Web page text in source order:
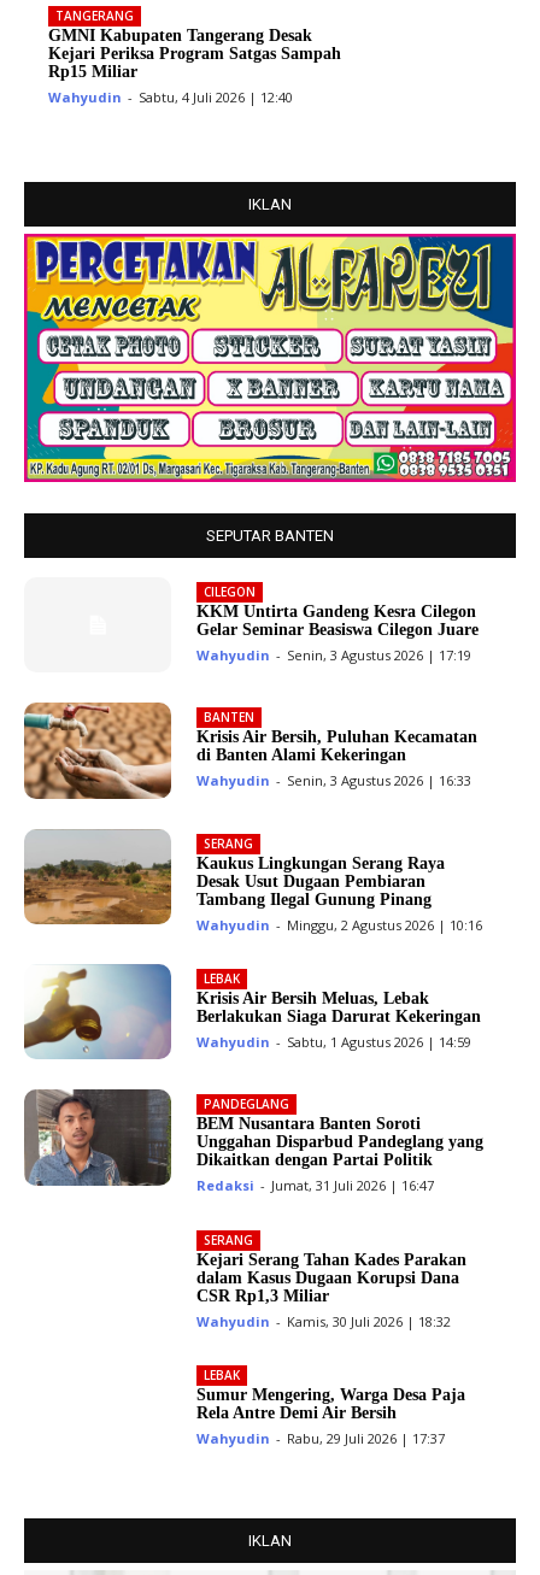
TANGERANG
GMNI Kabupaten Tangerang Desak
Kejari Periksa Program Satgas Sampah
Rp15 Miliar
Wahyudin - Sabtu, 4 Juli 2026 | 12:40
IKLAN
SEPUTAR BANTEN
CILEGON
KKM Untirta Gandeng Kesra Cilegon
Gelar Seminar Beasiswa Cilegon Juare
Wahyudin - Senin, 3 Agustus 2026 | 17:19
BANTEN
Krisis Air Bersih, Puluhan Kecamatan
di Banten Alami Kekeringan
Wahyudin - Senin, 3 Agustus 2026 | 16:33
SERANG
Kaukus Lingkungan Serang Raya
Desak Usut Dugaan Pembiaran
Tambang Ilegal Gunung Pinang
Wahyudin - Minggu, 2 Agustus 2026 | 10:16
LEBAK
Krisis Air Bersih Meluas, Lebak
Berlakukan Siaga Darurat Kekeringan
Wahyudin - Sabtu, 1 Agustus 2026 | 14:59
PANDEGLANG
BEM Nusantara Banten Soroti
Unggahan Disparbud Pandeglang yang
Dikaitkan dengan Partai Politik
Redaksi - Jumat, 31 Juli 2026 | 16:47
SERANG
Kejari Serang Tahan Kades Parakan
dalam Kasus Dugaan Korupsi Dana
CSR Rp1,3 Miliar
Wahyudin - Kamis, 30 Juli 2026 | 18:32
LEBAK
Sumur Mengering, Warga Desa Paja
Rela Antre Demi Air Bersih
Wahyudin - Rabu, 29 Juli 2026 | 17:37
IKLAN